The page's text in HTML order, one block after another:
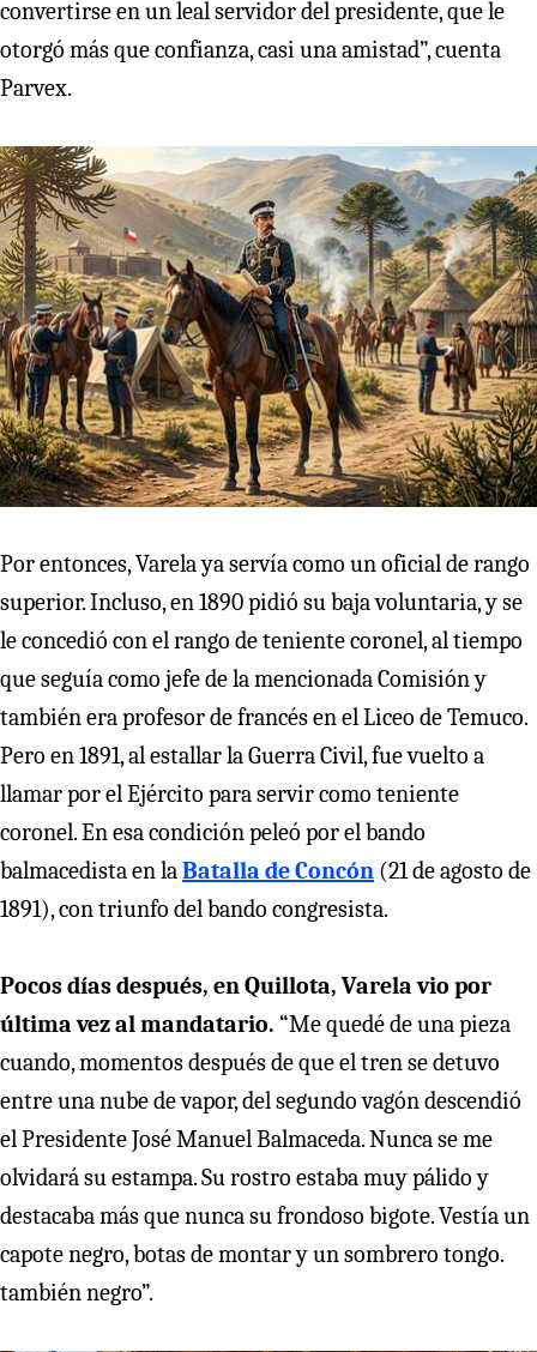
convertirse en un leal servidor del presidente, que le
otorgó más que confianza, casi una amistad”, cuenta
Parvex.
Por entonces, Varela ya servía como un oficial de rango
superior. Incluso, en 1890 pidió su baja voluntaria, y se
le concedió con el rango de teniente coronel, al tiempo
que seguía como jefe de la mencionada Comisión y
también era profesor de francés en el Liceo de Temuco.
Pero en 1891, al estallar la Guerra Civil, fue vuelto a
llamar por el Ejército para servir como teniente
coronel. En esa condición peleó por el bando
balmacedista en laBatalla de Concón (21 de agosto de
1891), con triunfo del bando congresista.
Pocos días después, en Quillota, Varela vio por
última vez al mandatario. “Me quedé de una pieza
cuando, momentos después de que el tren se detuvo
entre una nube de vapor, del segundo vagón descendió
el Presidente José Manuel Balmaceda. Nunca se me
olvidará su estampa. Su rostro estaba muy pálido y
destacaba más que nunca su frondoso bigote. Vestía un
capote negro, botas de montar y un sombrero tongo.
también negro”.